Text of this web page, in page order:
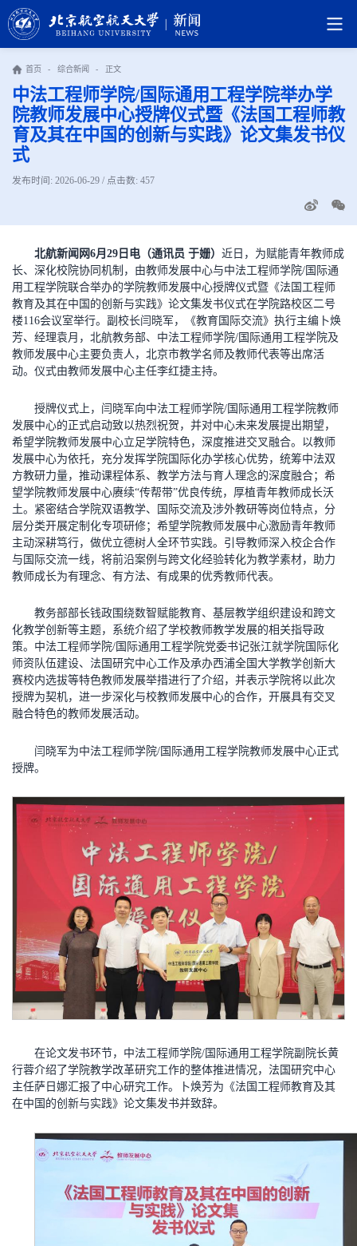
首页 - 综合新闻 - 正文
中法工程师学院/国际通用工程学院举办学
院教师发展中心授牌仪式暨《法国工程师教
育及其在中国的创新与实践》论文集发书仪
式
发布时间: 2026-06-29 / 点击数: 457
北航新闻网6月29日电（通讯员 于姗） 近日，为赋能青年教师成
长、深化校院协同机制，由教师发展中心与中法工程师学院/国际通
用工程学院联合举办的学院教师发展中心授牌仪式暨《法国工程师
教育及其在中国的创新与实践》论文集发书仪式在学院路校区二号
楼116会议室举行。副校长闫晓军，《教育国际交流》执行主编卜焕
芳、经理袁月，北航教务部、中法工程师学院/国际通用工程学院及
教师发展中心主要负责人，北京市教学名师及教师代表等出席活
动。仪式由教师发展中心主任李红捷主持。
授牌仪式上，闫晓军向中法工程师学院/国际通用工程学院教师
发展中心的正式启动致以热烈祝贺，并对中心未来发展提出期望，
希望学院教师发展中心立足学院特色，深度推进交叉融合。以教师
发展中心为依托，充分发挥学院国际化办学核心优势，统筹中法双
方教研力量，推动课程体系、教学方法与育人理念的深度融合； 希
望学院教师发展中心赓续“传帮带”优良传统，厚植青年教师成长沃
土。紧密结合学院双语教学、国际交流及涉外教研等岗位特点，分
层分类开展定制化专项研修； 希望学院教师发展中心激励青年教师
主动深耕笃行，做优立德树人全环节实践。引导教师深入校企合作
与国际交流一线，将前沿案例与跨文化经验转化为教学素材，助力
教师成长为有理念、有方法、有成果的优秀教师代表。
教务部部长钱政围绕数智赋能教育、基层教学组织建设和跨文
化教学创新等主题，系统介绍了学校教师教学发展的相关指导政
策。中法工程师学院/国际通用工程学院党委书记张江就学院国际化
师资队伍建设、法国研究中心工作及承办西浦全国大学教学创新大
赛校内选拔等特色教师发展举措进行了介绍，并表示学院将以此次
授牌为契机，进一步深化与校教师发展中心的合作，开展具有交叉
融合特色的教师发展活动。
闫晓军为中法工程师学院/国际通用工程学院教师发展中心正式
授牌。
在论文发书环节，中法工程师学院/国际通用工程学院副院长黄
行蓉介绍了学院教学改革研究工作的整体推进情况，法国研究中心
主任萨日娜汇报了中心研究工作。卜焕芳为《法国工程师教育及其
在中国的创新与实践》论文集发书并致辞。